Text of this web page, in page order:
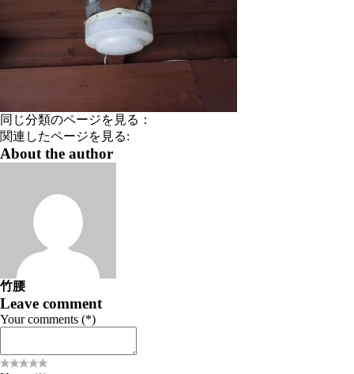
同じ分類のページを見る：
関連したページを見る:
About the author
竹腰
Leave comment
Your comments (*)